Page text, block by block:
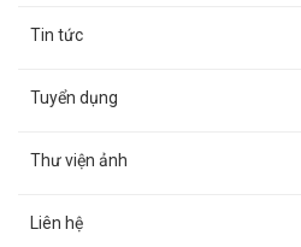
Tin tức
Tuyển dụng
Thư viện ảnh
Liên hệ